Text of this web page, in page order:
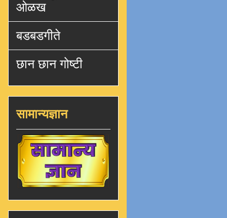
ओळख
बडबडगीते
छान छान गोष्टी
सामान्यज्ञान